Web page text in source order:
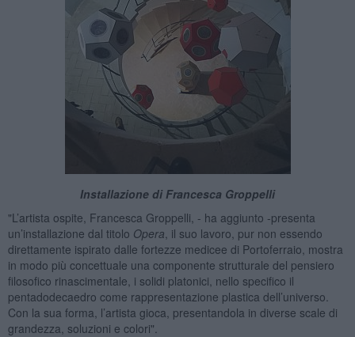
Installazione di Francesca Groppelli
"L’artista ospite, Francesca Groppelli, - ha aggiunto -presenta
un’installazione dal titolo Opera , il suo lavoro, pur non essendo
direttamente ispirato dalle fortezze medicee di Portoferraio, mostra
in modo più concettuale una componente strutturale del pensiero
filosofico rinascimentale, i solidi platonici, nello specifico il
pentadodecaedro come rappresentazione plastica dell’universo.
Con la sua forma, l’artista gioca, presentandola in diverse scale di
grandezza, soluzioni e colori".